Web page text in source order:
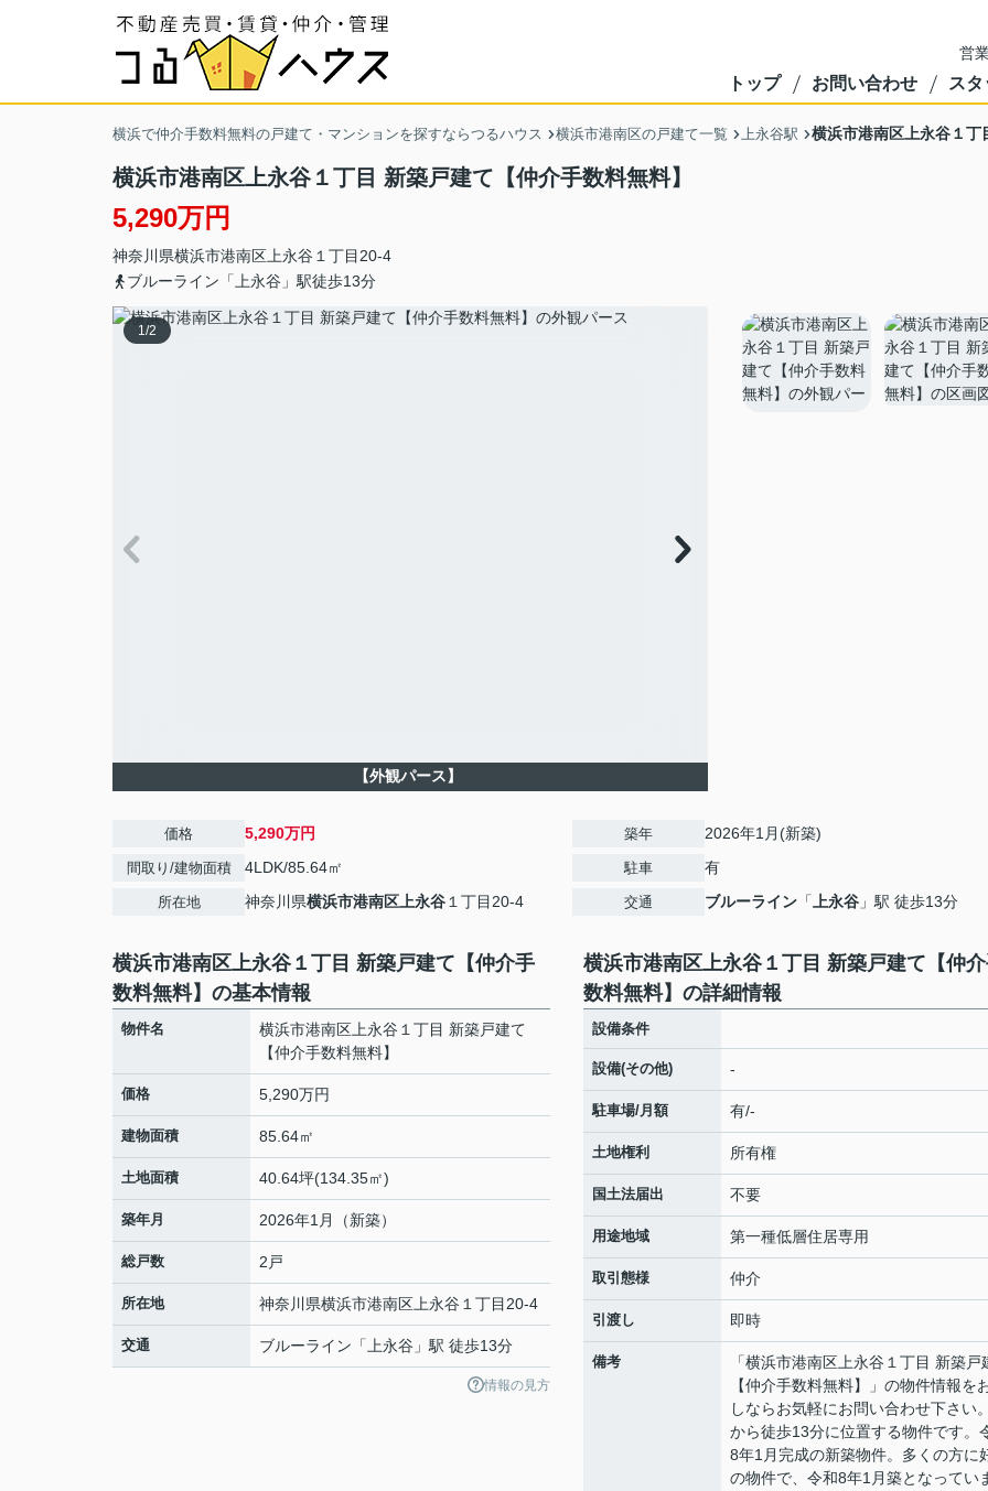
営
トップ お問い合わせ ス
横浜で仲介手数料無料の戸建て・マンションを探すならつるハウス 横浜市港南区の戸建て一覧 上永谷駅 横浜市港南区上永谷１
横浜市港南区上永谷１丁目 新築戸建て【仲介手数料無料】
5,290万円
神奈川県横浜市港南区 上永谷 １丁目20-4
ブルーライン「上永谷」駅徒歩13分
1/2
【外観パース】
価格 5,290万円
間取り/建物面積 4LDK/85.64㎡
所在地 神奈川県横浜市港南区 上永谷 １丁目20-4
築年 2026年1月(新築)
駐車 有
交通 ブルーライン 「 上永谷 」駅 徒歩13分
横浜市港南区上永谷１丁目 新築戸建て【仲介手
数料無料】の基本情報
物件名
横浜市港南区上永谷１丁目 新築戸建て
【仲介手数料無料】
価格 5,290万円
建物面積 85.64㎡
土地面積 40.64坪(134.35㎡)
築年月 2026年1月（新築）
総戸数 2戸
所在地 神奈川県横浜市港南区 上永谷 １丁目20-4
交通 ブルーライン 「 上永谷 」駅 徒歩13分
情報の見方
横浜市港南区上永谷１丁目 新築戸建て【仲
数料無料】の詳細情報
設備条件
設備(その他) -
駐車場/月額 有/-
土地権利 所有権
国土法届出 不要
用途地域 第一種低層住居専用
取引態様 仲介
引渡し 即時
備考
「横浜市港南区上永谷１丁目 新築戸
【仲介手数料無料】」の物件情報を
しならお気軽にお問い合わせ下さい
から徒歩13分に位置する物件です。
8年1月完成の新築物件。多くの方に
の物件で、令和8年1月築となってい